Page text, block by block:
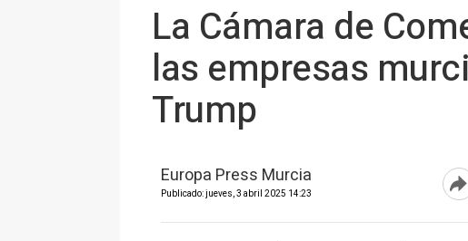
La Cámara de
las empresas
Trump
Europa Press Murcia
Publicado: jueves, 3 abril 2025 14:23